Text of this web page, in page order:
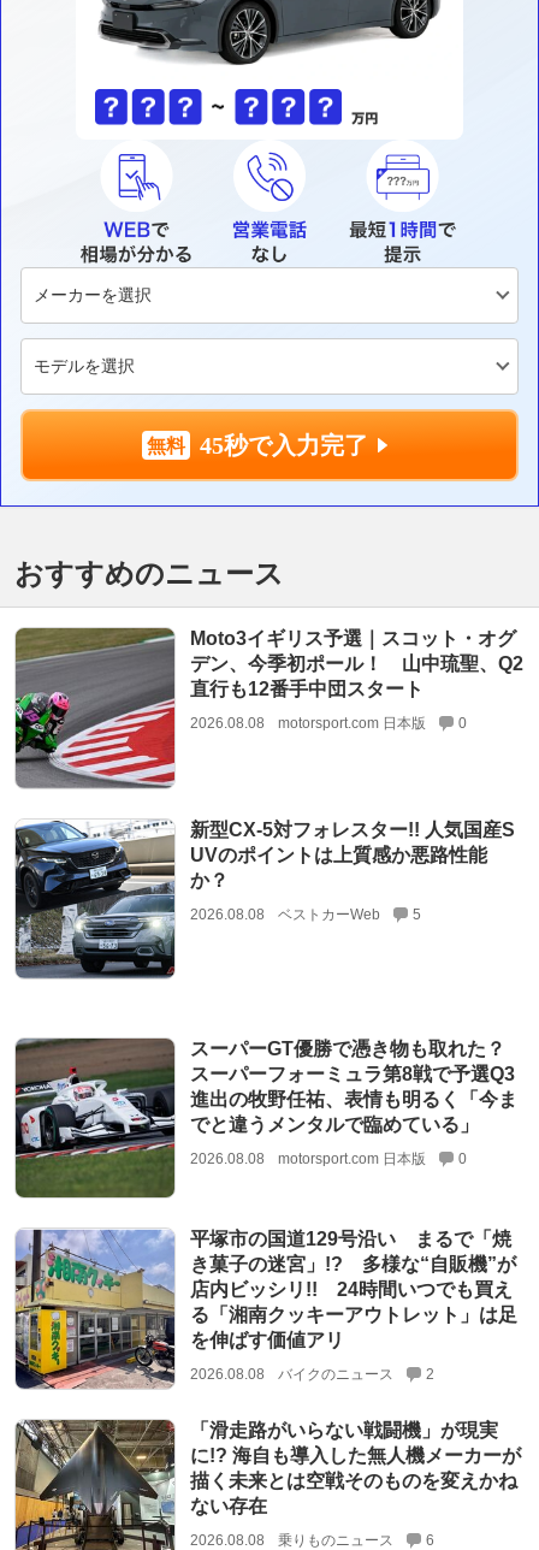
45秒で入力完了
おすすめのニュース
Moto3イギリス予選｜スコット・オグ
デン、今季初ポール！ 山中琉聖、Q2
直行も12番手中団スタート
2026.08.08 motorsport.com 日本版 0
新型CX-5対フォレスター!! 人気国産S
UVのポイントは上質感か悪路性能
か？
2026.08.08 ベストカーWeb 5
スーパーGT優勝で憑き物も取れた？
スーパーフォーミュラ第8戦で予選Q3
進出の牧野任祐、表情も明るく「今ま
でと違うメンタルで臨めている」
2026.08.08 motorsport.com 日本版 0
平塚市の国道129号沿い まるで「焼
き菓子の迷宮」!? 多様な“自販機”が
店内ビッシリ!! 24時間いつでも買え
る「湘南クッキーアウトレット」は足
を伸ばす価値アリ
2026.08.08 バイクのニュース 2
「滑走路がいらない戦闘機」が現実
に!? 海自も導入した無人機メーカーが
描く未来とは空戦そのものを変えかね
ない存在
2026.08.08 乗りものニュース 6